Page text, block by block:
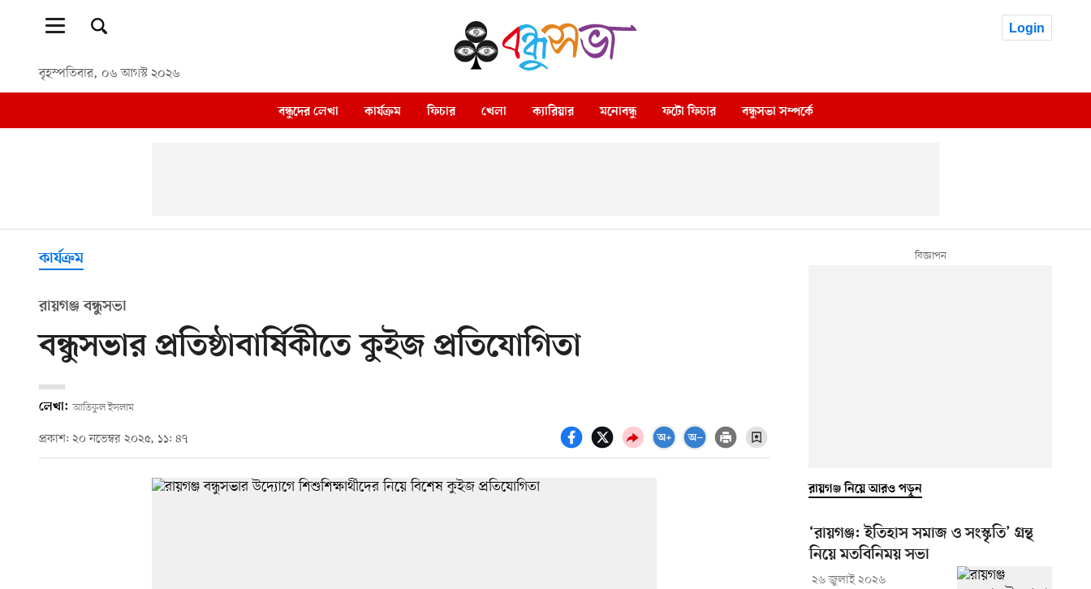
বৃহস্পতিবার, ০৬ আগস্ট ২০২৬
Login
বন্ধুদের লেখা কার্যক্রম ফিচার খেলা ক্যারিয়ার মনোবন্ধু ফটো ফিচার বন্ধুসভা সম্পর্কে
কার্যক্রম
রায়গঞ্জ বন্ধুসভা
বন্ধুসভার প্রতিষ্ঠাবার্ষিকীতে কুইজ প্রতিযোগিতা
লেখা: আতিকুল ইসলাম
প্রকাশ: ২০ নভেম্বর ২০২৫, ১১: ৪৭
রায়গঞ্জ নিয়ে আরও পড়ুন
‘রায়গঞ্জ: ইতিহাস সমাজ ও সংস্কৃতি’ গ্রন্থ
নিয়ে মতবিনিময় সভা
২৬ জুলাই ২০২৬